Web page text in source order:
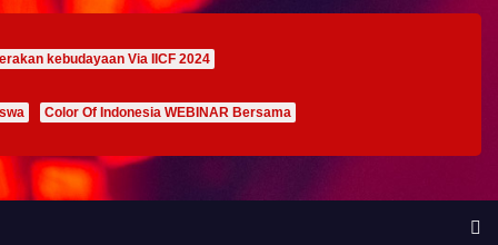
kebudayaan Via IICF 2024
Color Of Indonesia WEBINAR Bersama